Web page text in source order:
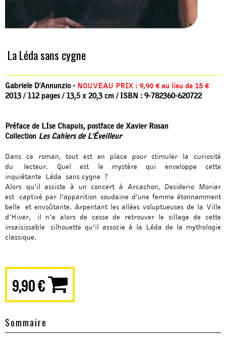
La Léda sans cygne
Gabriele D'Annunzio - NOUVEAU PRIX : 9,90 € au lieu de 15 €
2013 / 112 pages / 13,5 x 20,3 cm / ISBN : 9-782360-620722
Préface de LIse Chapuis, postface de Xavier Rosan
Collection Les Cahiers de L'Éveilleur
Dans ce roman, tout est en place pour stimuler la curiosité
du lecteur. Quel est le mystère qui enveloppe cette
inquiétante Léda sans cygne ?
Alors qu’il assiste à un concert à Arcachon, Desiderio Moriar
est captivé par l’apparition soudaine d’une femme étonnamment
belle et envoûtante. Arpentant les allées voluptueuses de la Ville
d’Hiver, il n’a alors de cesse de retrouver le sillage de cette
insaisissable silhouette qu’il associe à la Léda de la mythologie
classique.
9,90 €
Sommaire